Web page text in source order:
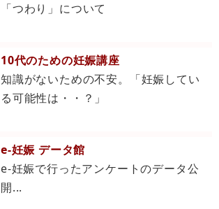
「つわり」について
10代のための妊娠講座
知識がないための不安。「妊娠してい
る可能性は・・？」
e-妊娠 データ館
e-妊娠で行ったアンケートのデータ公
開...